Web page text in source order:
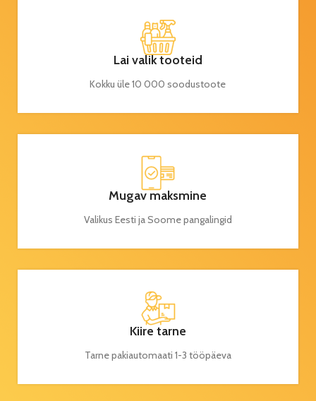
Lai valik tooteid
Kokku üle 10 000 soodustoote
Mugav maksmine
Valikus Eesti ja Soome pangalingid
Kiire tarne
Tarne pakiautomaati 1-3 tööpäeva